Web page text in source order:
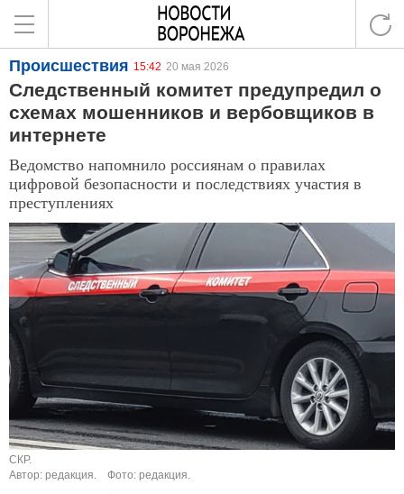
Происшествия 15:42 20 мая 2026
Следственный комитет предупредил о
схемах мошенников и вербовщиков в
интернете
Ведомство напомнило россиянам о правилах
цифровой безопасности и последствиях участия в
преступлениях
СКР.
Автор: редакция.
Фото: редакция.